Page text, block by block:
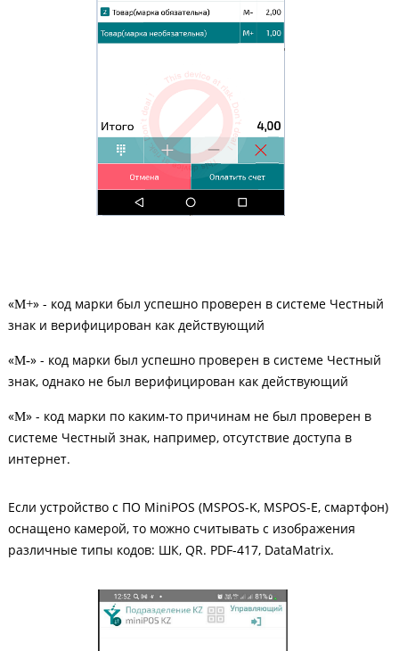
«М+» - код марки был успешно проверен в системе Честный
знак и верифицирован как действующий
«М-» - код марки был успешно проверен в системе Честный
знак, однако не был верифицирован как действующий
«М» - код марки по каким-то причинам не был проверен в
системе Честный знак, например, отсутствие доступа в
интернет.
Если устройство с ПО MiniPOS (MSPOS-K, MSPOS-E, смартфон)
оснащено камерой, то можно считывать с изображения
различные типы кодов: ШК, QR. PDF-417, DataMatrix.